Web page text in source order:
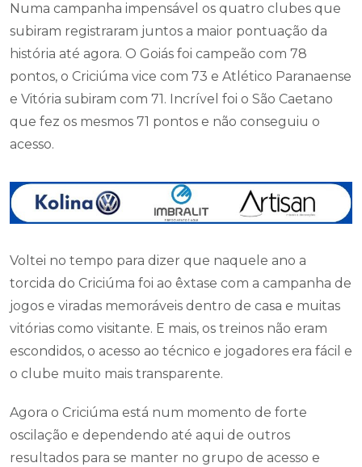
Numa campanha impensável os quatro clubes que
subiram registraram juntos a maior pontuação da
história até agora. O Goiás foi campeão com 78
pontos, o Criciúma vice com 73 e Atlético Paranaense
e Vitória subiram com 71. Incrível foi o São Caetano
que fez os mesmos 71 pontos e não conseguiu o
acesso.
Voltei no tempo para dizer que naquele ano a
torcida do Criciúma foi ao êxtase com a campanha de
jogos e viradas memoráveis dentro de casa e muitas
vitórias como visitante. E mais, os treinos não eram
escondidos, o acesso ao técnico e jogadores era fácil e
o clube muito mais transparente.
Agora o Criciúma está num momento de forte
oscilação e dependendo até aqui de outros
resultados para se manter no grupo de acesso e